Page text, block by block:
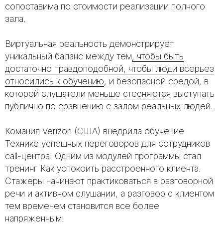
сопоставима по стоимости реализации полного
зала.
Виртуальная реальность демонстрирует
уникальный баланс между тем, чтобы быть
достаточно правдоподобной, чтобы люди всерьез
относились к обучению, и безопасной средой, в
которой слушатели меньше стесняются выступать
публично по сравнению с залом реальных людей.
Комания Verizon (США) внедрила обучение
Технике успешных переговоров для сотрудников
call-центра. Одним из модулей программы стал
тренинг Как успокоить расстроенного клиента.
Стажеры начинают практиковаться в разговорной
речи и активном слушании, а разговор с клиентом
тем временем становится все более
напряженным.